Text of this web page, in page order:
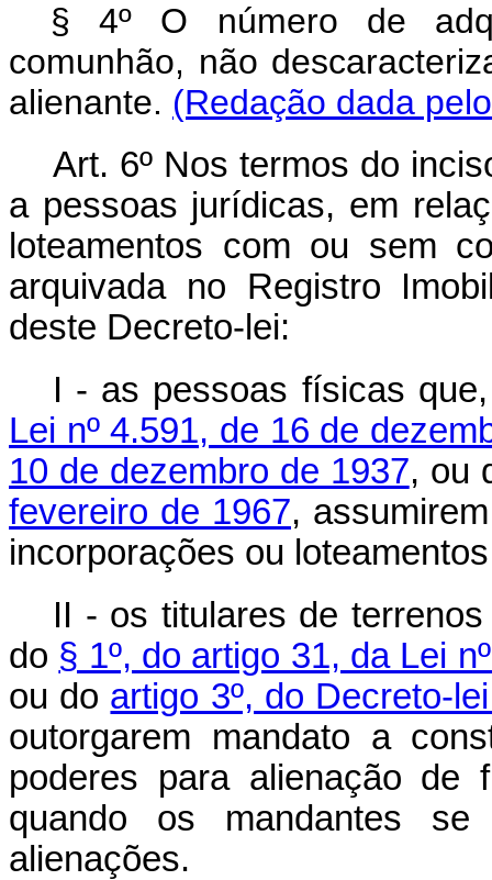
§ 4º O número de
comunhão, não
alienante. (Redação dada
Art. 6º Nos termos do
a pessoas jurídicas, em
loteamentos com ou sem
arquivada no Registro
deste Decreto-lei:
I - as pessoas físicas
Lei nº 4.591, de 16 de
10 de dezembro de 1937, ou
fevereiro de 1967,
incorporações ou
II - os titulares de
do § 1º, do artigo 31, da Lei
ou do artigo 3º, do Decreto-
outorgarem mandato a
poderes para alienação de
quando os mandantes se
alienações.